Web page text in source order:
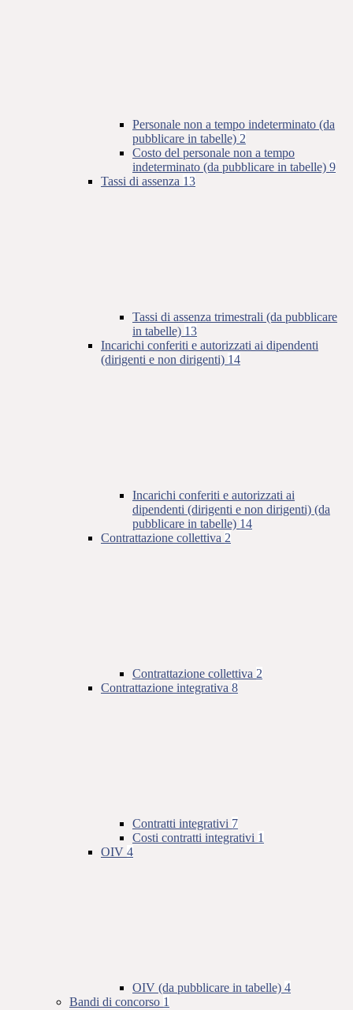
Personale non a tempo indeterminato (da
pubblicare in tabelle) 2
Costo del personale non a tempo
indeterminato (da pubblicare in tabelle) 9
Tassi di assenza 13
Tassi di assenza trimestrali (da pubblicare
in tabelle) 13
Incarichi conferiti e autorizzati ai dipendenti
(dirigenti e non dirigenti) 14
Incarichi conferiti e autorizzati ai
dipendenti (dirigenti e non dirigenti) (da
pubblicare in tabelle) 14
Contrattazione collettiva 2
Contrattazione collettiva 2
Contrattazione integrativa 8
Contratti integrativi 7
Costi contratti integrativi 1
OIV 4
OIV (da pubblicare in tabelle) 4
Bandi di concorso 1